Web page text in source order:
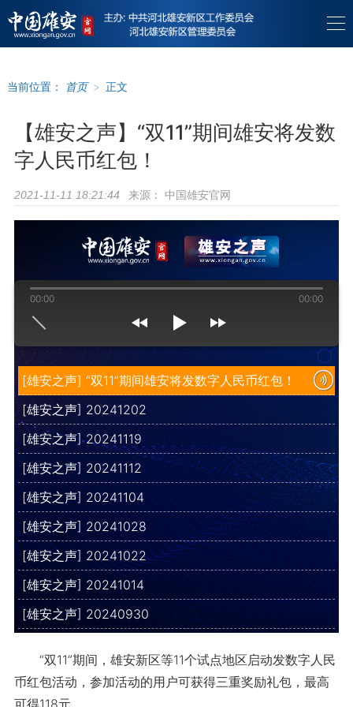
当前位置： 首页 > 正文
【雄安之声】“双11”期间雄安将发数
字人民币红包！
2021-11-11 18:21:44 来源： 中国雄安官网
[雄安之声] “双11”期间雄安将发数字人民币红包！
[雄安之声] 20241202
[雄安之声] 20241119
[雄安之声] 20241112
[雄安之声] 20241104
[雄安之声] 20241028
[雄安之声] 20241022
[雄安之声] 20241014
[雄安之声] 20240930
00:00 00:00
“双11”期间，雄安新区等11个试点地区启动发数字人民
币红包活动，参加活动的用户可获得三重奖励礼包，最高
可得118元。